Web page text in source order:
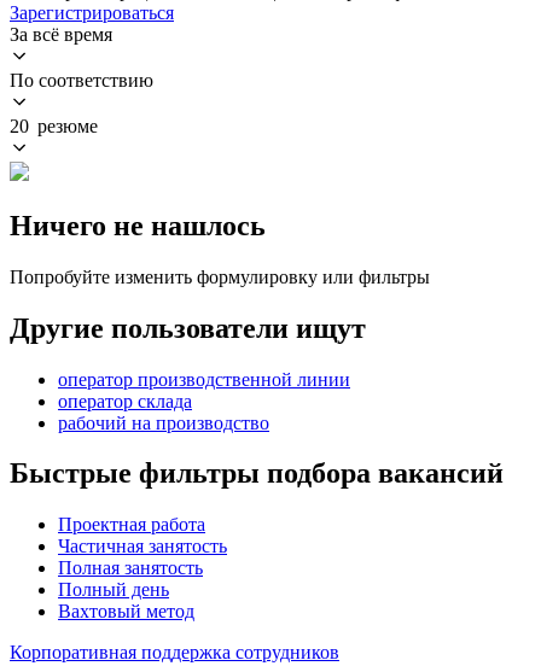
Зарегистрироваться
За всё время
По соответствию
20 резюме
Ничего не нашлось
Попробуйте изменить формулировку или фильтры
Другие пользователи ищут
оператор производственной линии
оператор склада
рабочий на производство
Быстрые фильтры подбора вакансий
Проектная работа
Частичная занятость
Полная занятость
Полный день
Вахтовый метод
Корпоративная поддержка сотрудников